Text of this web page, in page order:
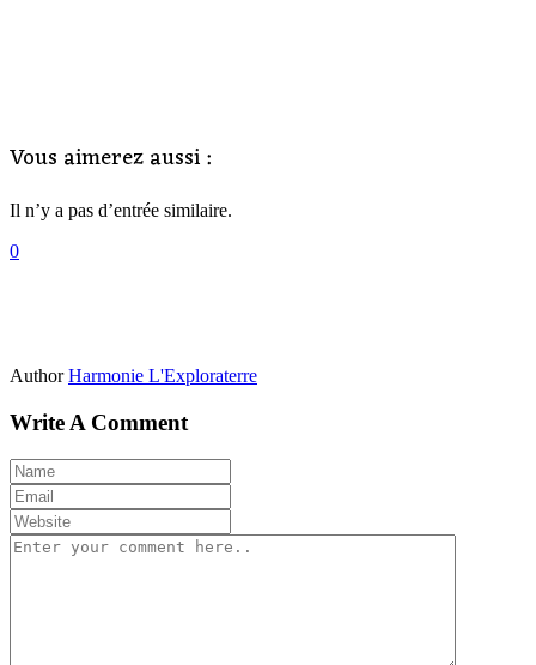
Vous aimerez aussi :
Il n’y a pas d’entrée similaire.
0
Author Harmonie L'Exploraterre
Write A Comment